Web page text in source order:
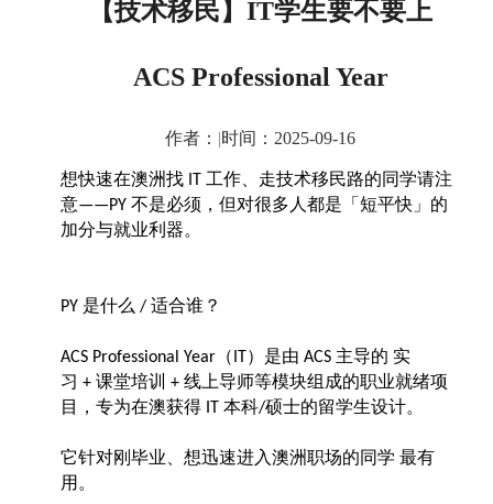
【技术移民】IT学生要不要上
ACS Professional Year
作者： |时间：2025-09-16
想快速在澳洲找 IT 工作、走技术移民路的同学请注
意——PY 不是必须，但对很多人都是「短平快」的
加分与就业利器。
PY 是什么 / 适合谁？
ACS Professional Year （ IT）是由 ACS 主导的 实
习 + 课堂培训 + 线上导师等模块组成的职业就绪项
目，专为在澳获得 IT 本科/硕士的留学生设计。
它针对刚毕业、想迅速进入澳洲职场的同学 最有
用。